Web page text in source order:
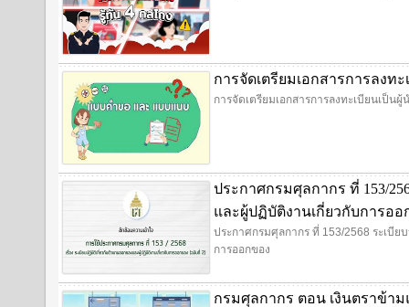
การจัดเตรียมเอกสารการลงท
การจัดเตรียมเอกสารการลงทะเบียนเป็นผู้
ประกาศกรมศุลกากร ที่ 153/
และผู้ปฏิบัติงานเกี่ยวกับการออ
ประกาศกรมศุลกากร ที่ 153/2568 ระเบี
การออกของ
กรมศุลกากร ตอน เงินตราข้า